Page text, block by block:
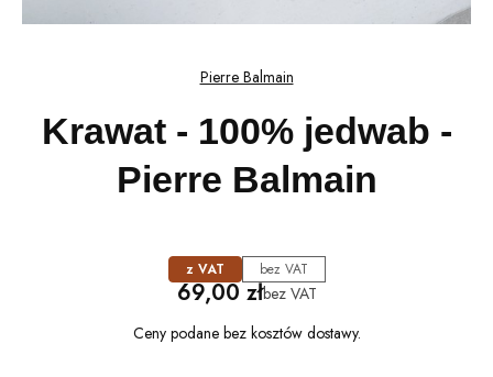
Pierre Balmain
Krawat - 100% jedwab -
Pierre Balmain
z VAT bez VAT
Cena
69,00 złbez VAT
Ceny podane bez kosztów dostawy.